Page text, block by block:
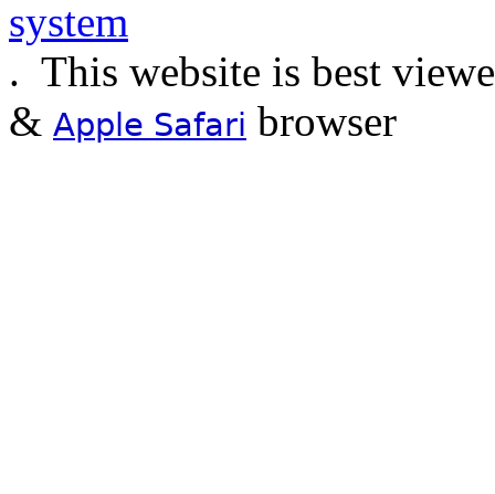
. This website is best
& Apple Safari browser